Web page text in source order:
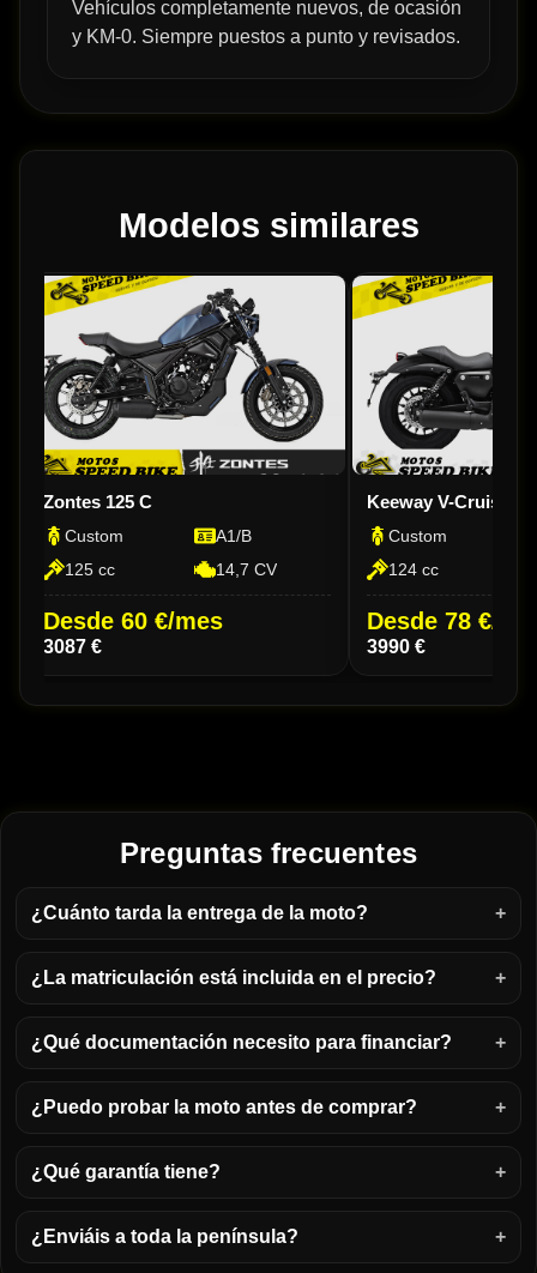
Vehículos completamente nuevos, de ocasión
y KM-0. Siempre puestos a punto y revisados.
Modelos similares
Zontes 125 C
Custom
A1/B
125 cc
14,7 CV
Desde 60 €/mes
3087 €
Keeway V-Cruise
Custom
124 cc
Desde 78 €/
3990 €
Preguntas frecuentes
¿Cuánto tarda la entrega de la moto?
¿La matriculación está incluida en el precio?
¿Qué documentación necesito para financiar?
¿Puedo probar la moto antes de comprar?
¿Qué garantía tiene?
¿Enviáis a toda la península?